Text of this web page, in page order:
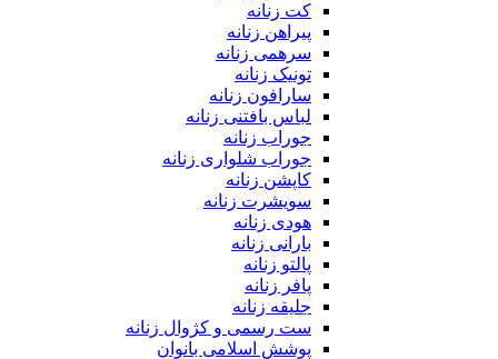
کت زنانه
پیراهن زنانه
سرهمی زنانه
تونیک زنانه
سارافون زنانه
لباس بافتنی زنانه
جوراب زنانه
جوراب شلواری زنانه
کاپشن زنانه
سویشرت زنانه
هودی زنانه
بارانی زنانه
پالتو زنانه
پافر زنانه
جلیقه زنانه
ست رسمی و کژوال زنانه
پوشش اسلامی بانوان